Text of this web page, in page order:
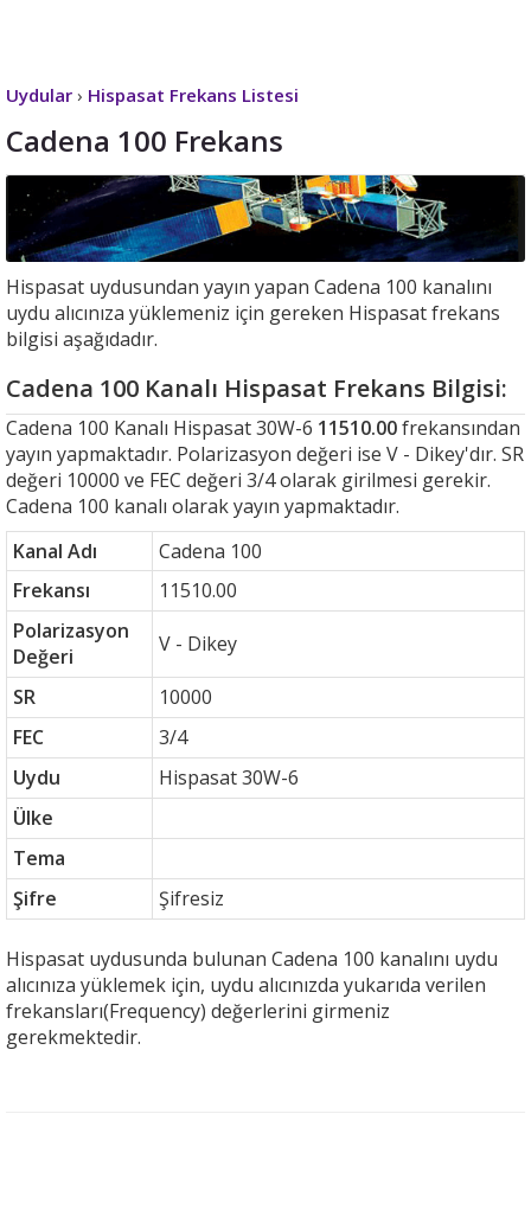
Uydular › Hispasat Frekans Listesi
Cadena 100 Frekans
Hispasat uydusundan yayın yapan Cadena 100 kanalını
uydu alıcınıza yüklemeniz için gereken Hispasat frekans
bilgisi aşağıdadır.
Cadena 100 Kanalı Hispasat Frekans Bilgisi:
Cadena 100 Kanalı Hispasat 30W-6 11510.00frekansından
yayın yapmaktadır. Polarizasyon değeri ise V - Dikey'dır. SR
değeri 10000 ve FEC değeri 3/4 olarak girilmesi gerekir.
Cadena 100 kanalı olarak yayın yapmaktadır.
Kanal Adı
Cadena 100
Frekansı
11510.00
Polarizasyon
Değeri
V - Dikey
SR
10000
FEC
3/4
Uydu
Hispasat 30W-6
Ülke
Tema
Şifre
Şifresiz
Hispasat uydusunda bulunan Cadena 100 kanalını uydu
alıcınıza yüklemek için, uydu alıcınızda yukarıda verilen
frekansları(Frequency) değerlerini girmeniz
gerekmektedir.